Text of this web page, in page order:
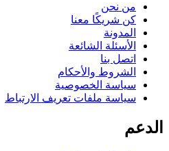
من نحن
كن شريكًا معنا
المدونة
الأسئلة الشائعة
اتصل بنا
الشروط والأحكام
سياسة الخصوصية
سياسة ملفات تعريف الارتباط